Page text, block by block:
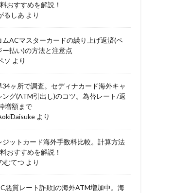
おすすめを解説！
るしあ より
ムACマスターカードの繰り上げ返済(ペ
ー払い)の方法と注意点
ソ より
34ヶ所で調査。セディナカード海外キャ
ング(ATM引出し)のコツ。為替レート/返
増額まで
より
ジットカード海外手数料比較。計算方法
おすすめを解説！
むてつ より
悪質レート詐欺]の海外ATM増加中。海